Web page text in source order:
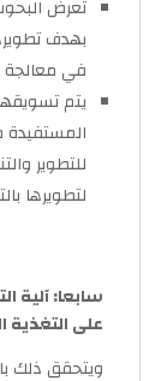
تعرض
بهدف
في معالجة
يتم
المستفيدة
للتطوير
لتطويرها
سابعا: آلية
على التغذية
ويتحقق ذلك